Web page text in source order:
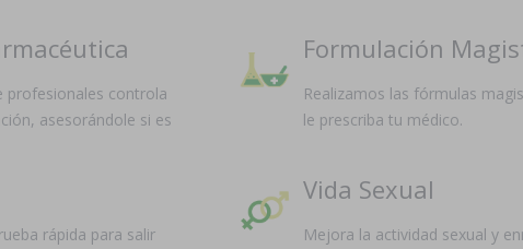
profesionales controla
asesorándole si es
Formulación
Realizamos las fórmulas
le prescriba tu médico.
rápida para salir
Vida Sexual
Mejora la actividad sexual y